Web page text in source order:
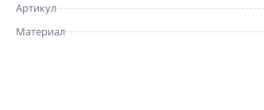
Артикул
Материал